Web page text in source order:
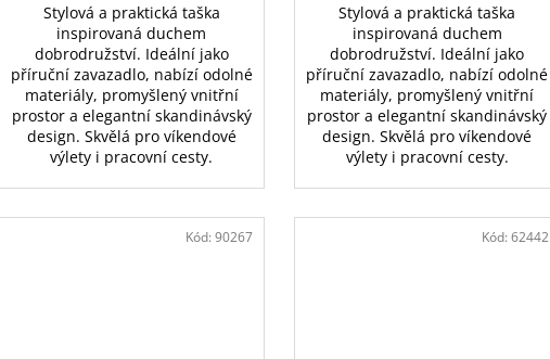
Stylová a praktická taška
inspirovaná duchem
dobrodružství. Ideální jako
příruční zavazadlo, nabízí odolné
materiály, promyšlený vnitřní
prostor a elegantní skandinávský
design. Skvělá pro víkendové
výlety i pracovní cesty.
Stylová a praktická taška
inspirovaná duchem
dobrodružství. Ideální jako
příruční zavazadlo, nabízí odolné
materiály, promyšlený vnitřní
prostor a elegantní skandinávský
design. Skvělá pro víkendové
výlety i pracovní cesty.
Kód:90267 Kód: 62442